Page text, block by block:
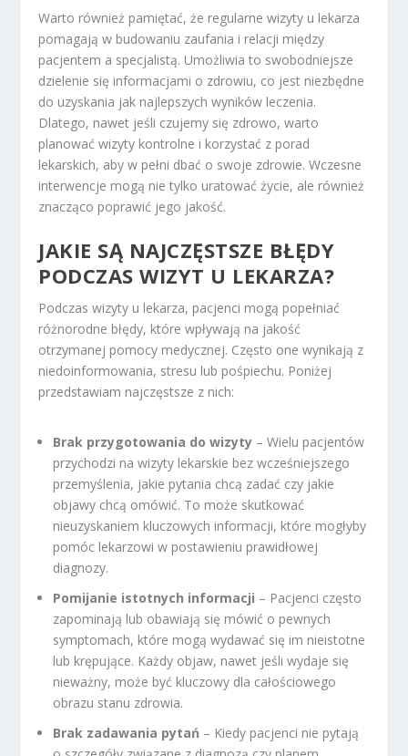
Warto również pamiętać, że regularne wizyty u lekarza
pomagają w budowaniu zaufania i relacji między
pacjentem a specjalistą. Umożliwia to swobodniejsze
dzielenie się informacjami o zdrowiu, co jest niezbędne
do uzyskania jak najlepszych wyników leczenia.
Dlatego, nawet jeśli czujemy się zdrowo, warto
planować wizyty kontrolne i korzystać z porad
lekarskich, aby w pełni dbać o swoje zdrowie. Wczesne
interwencje mogą nie tylko uratować życie, ale również
znacząco poprawić jego jakość.
JAKIE SĄ NAJCZĘSTSZE BŁĘDY
PODCZAS WIZYT U LEKARZA?
Podczas wizyty u lekarza, pacjenci mogą popełniać
różnorodne błędy, które wpływają na jakość
otrzymanej pomocy medycznej. Często one wynikają z
niedoinformowania, stresu lub pośpiechu. Poniżej
przedstawiam najczęstsze z nich:
Brak przygotowania do wizyty – Wielu pacjentów
przychodzi na wizyty lekarskie bez wcześniejszego
przemyślenia, jakie pytania chcą zadać czy jakie
objawy chcą omówić. To może skutkować
nieuzyskaniem kluczowych informacji, które mogłyby
pomóc lekarzowi w postawieniu prawidłowej
diagnozy.
Pomijanie istotnych informacji – Pacjenci często
zapominają lub obawiają się mówić o pewnych
symptomach, które mogą wydawać się im nieistotne
lub krępujące. Każdy objaw, nawet jeśli wydaje się
nieważny, może być kluczowy dla całościowego
obrazu stanu zdrowia.
Brak zadawania pytań – Kiedy pacjenci nie pytają